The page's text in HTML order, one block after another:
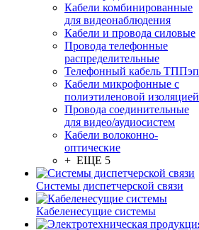
Кабели комбинированные
для видеонаблюдения
Кабели и провода силовые
Провода телефонные
распределительные
Телефонный кабель ТППэп
Кабели микрофонные с
полиэтиленовой изоляцией
Провода соединительные
для видео/аудиосистем
Кабели волоконно-
оптические
+ ЕЩЕ 5
Системы диспетчерской связи
Кабеленесущие системы